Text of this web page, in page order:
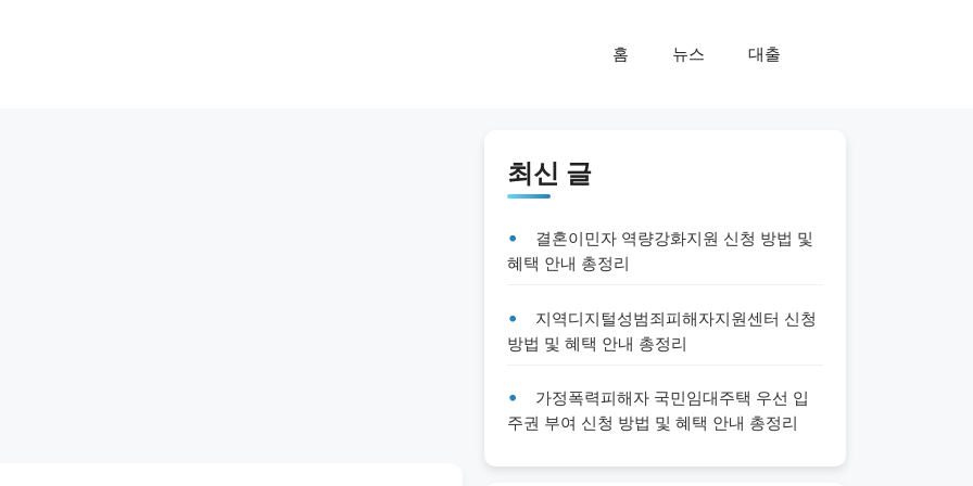
홈 뉴스 대출
최신 글
결혼이민자 역량강화지원 신청 방법 및
혜택 안내 총정리
지역디지털성범죄피해자지원센터 신청
방법 및 혜택 안내 총정리
가정폭력피해자 국민임대주택 우선 입
주권 부여 신청 방법 및 혜택 안내 총정리